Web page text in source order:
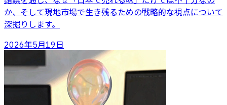
か、そして現地市場で生き残るための戦略的な視点について
深掘りします。
2026年5月19日